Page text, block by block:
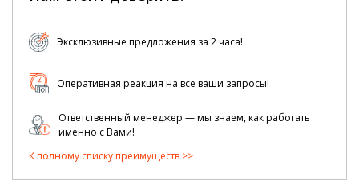
Эксклюзивные предложения за 2 часа!
Оперативная реакция на все ваши запросы!
Ответственный менеджер — мы знаем, как работать
именно с Вами!
К полному списку преимуществ